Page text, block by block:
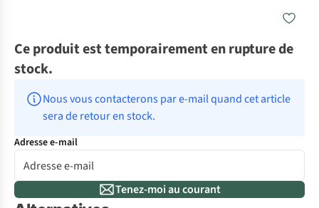
Ce produit est temporairement en rupture de
stock.
Nous vous contacterons par e-mail quand cet article
sera de retour en stock.
Adresse e-mail
Tenez-moi au courant